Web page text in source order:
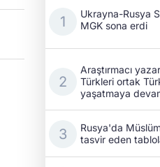
Ukrayna-Rusya
MGK sona erdi
Araştırmacı
Türkleri ortak
yaşatmaya
Rusya'da
tasvir eden